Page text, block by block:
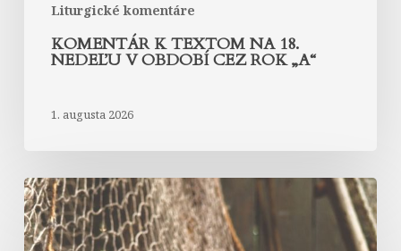
Liturgické komentáre
KOMENTÁR K TEXTOM NA 18.
NEDEĽU V OBDOBÍ CEZ ROK „A“
1. augusta 2026
Komentár
k
textom